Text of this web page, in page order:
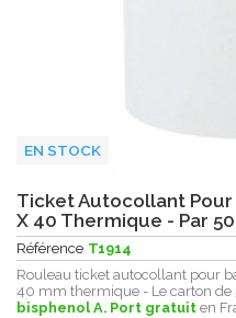
EN STOCK
Ticket Autocollant Pour
X 40 Thermique - Par 50
Référence T1914
Rouleau ticket autocollant pour
40 mm thermique - Le carton de
bisphenol A. Port gratuit en